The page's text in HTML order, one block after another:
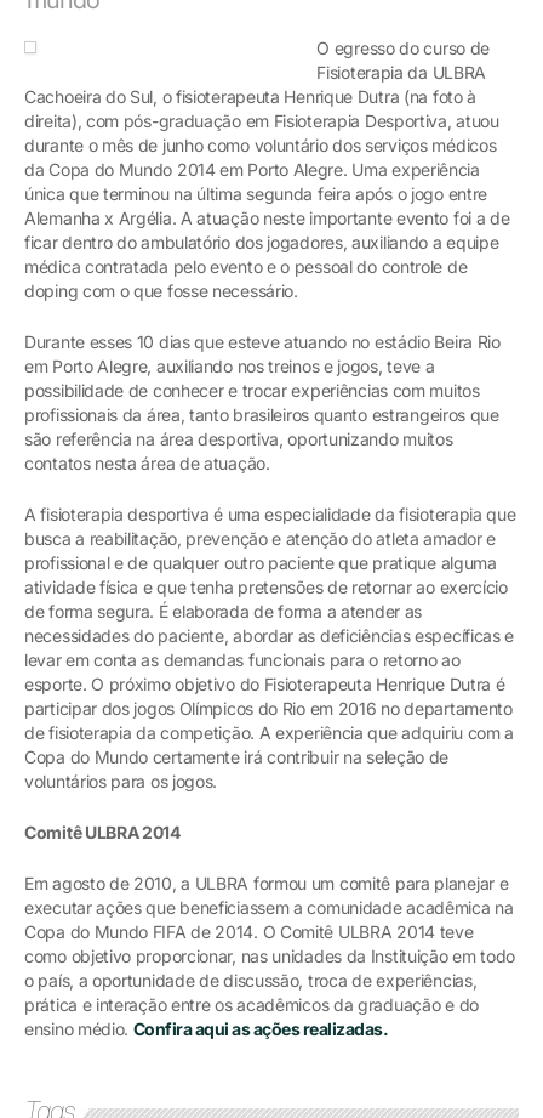
O egresso do curso de
Fisioterapia da ULBRA
Cachoeira do Sul, o fisioterapeuta Henrique Dutra (na foto à
direita), com pós-graduação em Fisioterapia Desportiva, atuou
durante o mês de junho como voluntário dos serviços médicos
da Copa do Mundo 2014 em Porto Alegre. Uma experiência
única que terminou na última segunda feira após o jogo entre
Alemanha x Argélia. A atuação neste importante evento foi a de
ficar dentro do ambulatório dos jogadores, auxiliando a equipe
médica contratada pelo evento e o pessoal do controle de
doping com o que fosse necessário.
Durante esses 10 dias que esteve atuando no estádio Beira Rio
em Porto Alegre, auxiliando nos treinos e jogos, teve a
possibilidade de conhecer e trocar experiências com muitos
profissionais da área, tanto brasileiros quanto estrangeiros que
são referência na área desportiva, oportunizando muitos
contatos nesta área de atuação.
A fisioterapia desportiva é uma especialidade da fisioterapia que
busca a reabilitação, prevenção e atenção do atleta amador e
profissional e de qualquer outro paciente que pratique alguma
atividade física e que tenha pretensões de retornar ao exercício
de forma segura. É elaborada de forma a atender as
necessidades do paciente, abordar as deficiências específicas e
levar em conta as demandas funcionais para o retorno ao
esporte. O próximo objetivo do Fisioterapeuta Henrique Dutra é
participar dos jogos Olímpicos do Rio em 2016 no departamento
de fisioterapia da competição. A experiência que adquiriu com a
Copa do Mundo certamente irá contribuir na seleção de
voluntários para os jogos.
Comitê ULBRA 2014
Em agosto de 2010, a ULBRA formou um comitê para planejar e
executar ações que beneficiassem a comunidade acadêmica na
Copa do Mundo FIFA de 2014. O Comitê ULBRA 2014 teve
como objetivo proporcionar, nas unidades da Instituição em todo
o país, a oportunidade de discussão, troca de experiências,
prática e interação entre os acadêmicos da graduação e do
ensino médio. Confira aqui as ações realizadas.
Tags